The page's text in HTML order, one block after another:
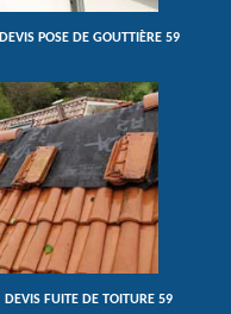
DEVIS POSE DE GOUTTIÈRE 59
DEVIS FUITE DE TOITURE 59